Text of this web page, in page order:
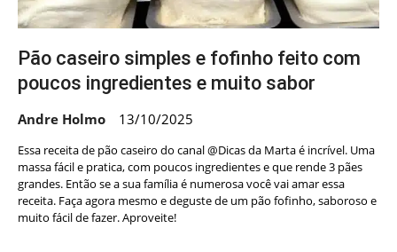
Pão caseiro simples e fofinho feito com
poucos ingredientes e muito sabor
Andre Holmo 13/10/2025
Essa receita de pão caseiro do canal @Dicas da Marta é incrível. Uma
massa fácil e pratica, com poucos ingredientes e que rende 3 pães
grandes. Então se a sua família é numerosa você vai amar essa
receita. Faça agora mesmo e deguste de um pão fofinho, saboroso e
muito fácil de fazer. Aproveite!